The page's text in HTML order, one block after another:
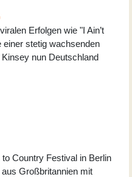
Erfolgen wie "I Ain’t
stetig wachsenden
nun Deutschland
Country Festival in Berlin
Großbritannien mit